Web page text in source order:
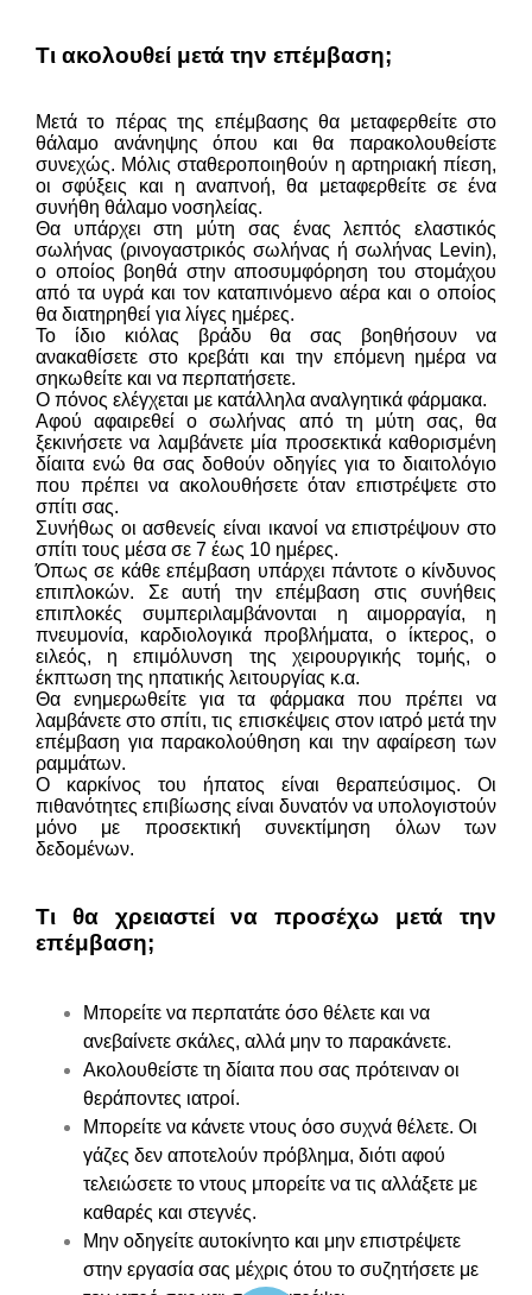
Τι ακολουθεί μετά την επέμβαση;
Μετά το πέρας της επέμβασης θα μεταφερθείτε στο
θάλαμο ανάνηψης όπου και θα παρακολουθείστε
συνεχώς. Μόλις σταθεροποιηθούν η αρτηριακή πίεση,
οι σφύξεις και η αναπνοή, θα μεταφερθείτε σε ένα
συνήθη θάλαμο νοσηλείας.
Θα υπάρχει στη μύτη σας ένας λεπτός ελαστικός
σωλήνας (ρινογαστρικός σωλήνας ή σωλήνας Levin),
ο οποίος βοηθά στην αποσυμφόρηση του στομάχου
από τα υγρά και τον καταπινόμενο αέρα και ο οποίος
θα διατηρηθεί για λίγες ημέρες.
Το ίδιο κιόλας βράδυ θα σας βοηθήσουν να
ανακαθίσετε στο κρεβάτι και την επόμενη ημέρα να
σηκωθείτε και να περπατήσετε.
Ο πόνος ελέγχεται με κατάλληλα αναλγητικά φάρμακα.
Αφού αφαιρεθεί ο σωλήνας από τη μύτη σας, θα
ξεκινήσετε να λαμβάνετε μία προσεκτικά καθορισμένη
δίαιτα ενώ θα σας δοθούν οδηγίες για το διαιτολόγιο
που πρέπει να ακολουθήσετε όταν επιστρέψετε στο
σπίτι σας.
Συνήθως οι ασθενείς είναι ικανοί να επιστρέψουν στο
σπίτι τους μέσα σε 7 έως 10 ημέρες.
Όπως σε κάθε επέμβαση υπάρχει πάντοτε ο κίνδυνος
επιπλοκών. Σε αυτή την επέμβαση στις συνήθεις
επιπλοκές συμπεριλαμβάνονται η αιμορραγία, η
πνευμονία, καρδιολογικά προβλήματα, ο ίκτερος, ο
ειλεός, η επιμόλυνση της χειρουργικής τομής, ο
έκπτωση της ηπατικής λειτουργίας κ.α.
Θα ενημερωθείτε για τα φάρμακα που πρέπει να
λαμβάνετε στο σπίτι, τις επισκέψεις στον ιατρό μετά την
επέμβαση για παρακολούθηση και την αφαίρεση των
ραμμάτων.
Ο καρκίνος του ήπατος είναι θεραπεύσιμος. Οι
πιθανότητες επιβίωσης είναι δυνατόν να υπολογιστούν
μόνο με προσεκτική συνεκτίμηση όλων των
δεδομένων.
Τι θα χρειαστεί να προσέχω μετά την
επέμβαση;
Μπορείτε να περπατάτε όσο θέλετε και να
ανεβαίνετε σκάλες, αλλά μην το παρακάνετε.
Ακολουθείστε τη δίαιτα που σας πρότειναν οι
θεράποντες ιατροί.
Μπορείτε να κάνετε ντους όσο συχνά θέλετε. Οι
γάζες δεν αποτελούν πρόβλημα, διότι αφού
τελειώσετε το ντους μπορείτε να τις αλλάξετε με
καθαρές και στεγνές.
Μην οδηγείτε αυτοκίνητο και μην επιστρέψετε
στην εργασία σας μέχρις ότου το συζητήσετε με